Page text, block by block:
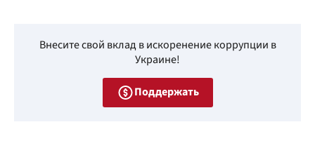
Внесите свой вклад в искоренение коррупции в
Украине!
Поддержать